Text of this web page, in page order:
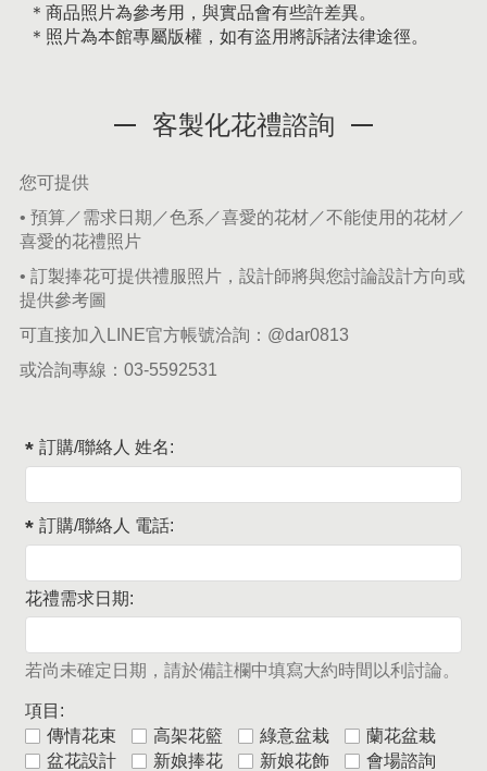
＊商品照片為參考用，與實品會有些許差異。
＊照片為本館專屬版權，如有盜用將訴諸法律途徑。
客製化花禮諮詢
您可提供
• 預算／需求日期／色系／喜愛的花材／不能使用的花材／
喜愛的花禮照片
• 訂製捧花可提供禮服照片，設計師將與您討論設計方向或
提供參考圖
可直接加入LINE官方帳號洽詢： @dar0813
或洽詢專線： 03-5592531
訂購/聯絡人 姓名:
訂購/聯絡人 電話:
花禮需求日期:
若尚未確定日期，請於備註欄中填寫大約時間以利討論。
項目:
傳情花束
高架花籃 綠意盆栽
蘭花盆栽
盆花設計
新娘捧花 新娘花飾
會場諮詢